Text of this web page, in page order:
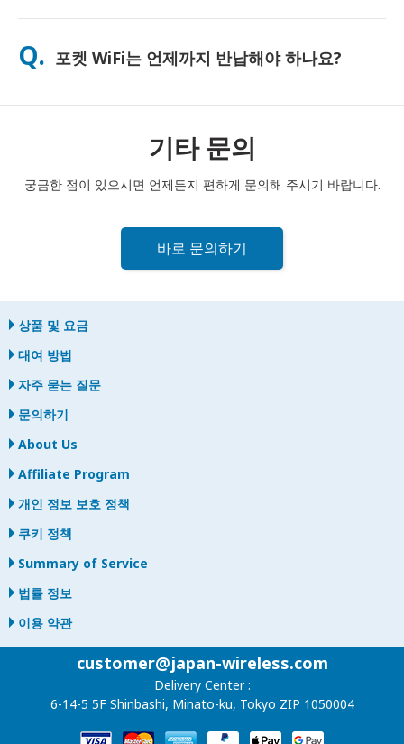
결제 시 분실 또는 파손에 대비한 보험을 추가할 수 있습니다. 보험
에게 연락해 주세요. 연결을 유지하실 수 있도록 도와드리겠습니
다.
Q. 포켓 WiFi는 언제까지 반납해야 하나요?
기타 문의
궁금한 점이 있으시면 언제든지 편하게 문의해 주시기 바랍니다.
바로 문의하기
상품 및 요금
대여 방법
자주 묻는 질문
문의하기
About Us
Affiliate Program
개인 정보 보호 정책
쿠키 정책
Summary of Service
법률 정보
이용 약관
customer@japan-wireless.com
Delivery Center :
6-14-5 5F Shinbashi, Minato-ku, Tokyo ZIP 1050004